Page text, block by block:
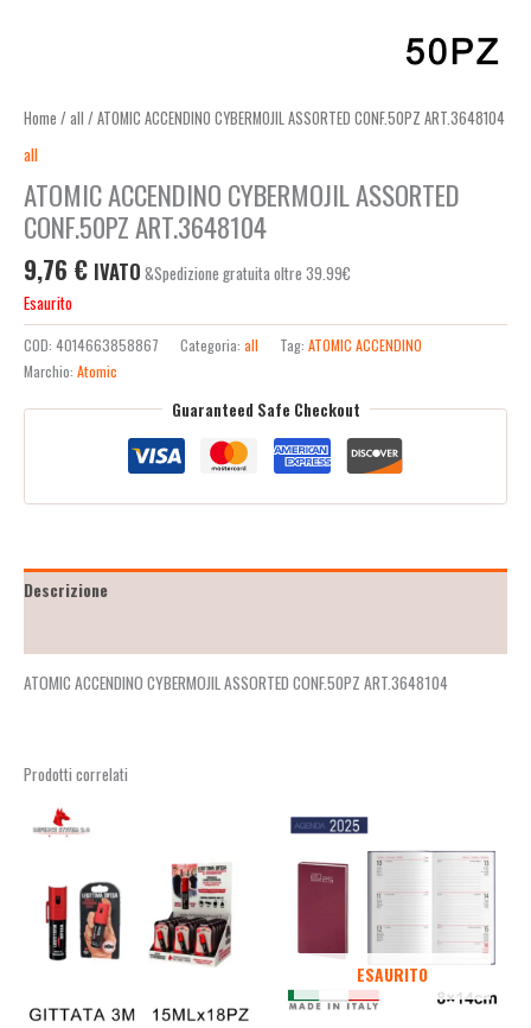
Home / all / ATOMIC ACCENDINO CYBERMOJIL ASSORTED CONF.50PZ ART.3648104
all
ATOMIC ACCENDINO CYBERMOJIL ASSORTED
CONF.50PZ ART.3648104
9,76 € IVATO &Spedizione gratuita oltre 39.99€
Esaurito
COD: 4014663858867 Categoria: all Tag: ATOMIC ACCENDINO
Marchio: Atomic
Guaranteed Safe Checkout
Descrizione
ATOMIC ACCENDINO CYBERMOJIL ASSORTED CONF.50PZ ART.3648104
Prodotti correlati
ESAURITO